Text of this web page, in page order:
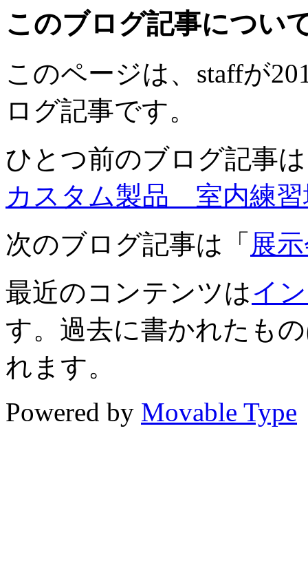
このブログ記事につい
このページは、staffが
ログ記事です。
ひとつ前のブログ記事
カスタム製品 室内練習
次のブログ記事は「 展
最近のコンテンツはイ
す。過去に書かれたも
れます。
Powered by Movable Type